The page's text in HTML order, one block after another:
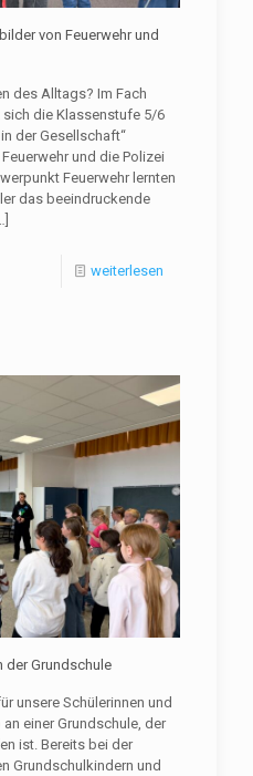
von Feuerwehr und
des Alltags? Im Fach
die Klassenstufe 5/6
der Gesellschaft“
und die Polizei
Feuerwehr lernten
das beeindruckende
weiterlesen
der Grundschule
unsere Schülerinnen und
einer Grundschule, der
ist. Bereits bei der
Grundschulkindern und